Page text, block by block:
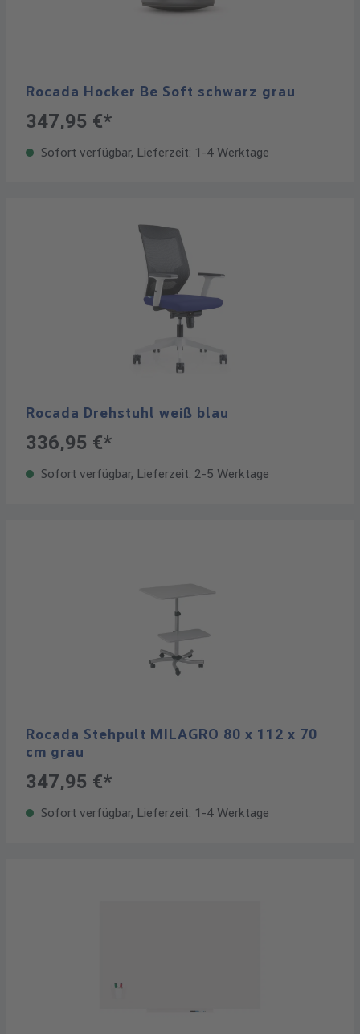
Rocada Hocker Be Soft schwarz grau
347,95 €*
Sofort verfügbar, Lieferzeit: 1-4 Werktage
Rocada Drehstuhl weiß blau
336,95 €*
Sofort verfügbar, Lieferzeit: 2-5 Werktage
Rocada Stehpult MILAGRO 80 x 112 x 70
cm grau
347,95 €*
Sofort verfügbar, Lieferzeit: 1-4 Werktage